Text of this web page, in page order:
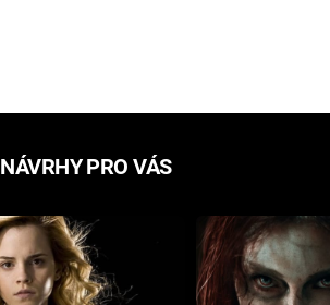
NÁVRHY PRO VÁS